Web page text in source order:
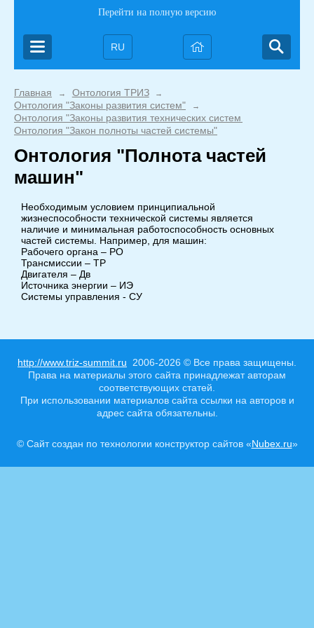
Перейти на полную версию
RU
Главная → Онтология ТРИЗ →
Онтология "Законы развития систем" →
Онтология "Законы развития технических систем (ЗРТС)"
Онтология "Закон полноты частей системы"
Онтология "Полнота частей
машин"
Необходимым условием принципиальной
жизнеспособности технической системы является
наличие и минимальная работоспособность основных
частей системы. Например, для машин:
Рабочего органа – РО
Трансмиссии – ТР
Двигателя – Дв
Источника энергии – ИЭ
Системы управления - СУ
http://www.triz-summit.ru 2006-2026 © Все права защищены.
Права на материалы этого сайта принадлежат авторам
соответствующих статей.
При использовании материалов сайта ссылки на авторов и
адрес сайта обязательны.
© Сайт создан по технологии конструктор сайтов «Nubex.ru»